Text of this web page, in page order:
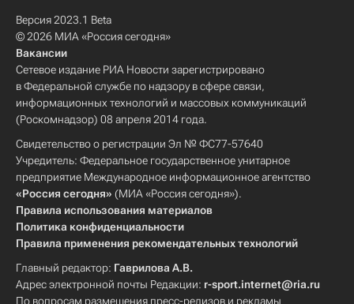
Версия 2023.1 Beta
© 2026 МИА «Россия сегодня»
Вакансии
Сетевое издание РИА Новости зарегистрировано
в Федеральной службе по надзору в сфере связи,
информационных технологий и массовых коммуникаций
(Роскомнадзор) 08 апреля 2014 года.
Свидетельство о регистрации Эл № ФС77-57640
Учредитель: Федеральное государственное унитарное
предприятие Международное информационное агентство
«Россия сегодня» (МИА «Россия сегодня»).
Правила использования материалов
Политика конфиденциальности
Правила применения рекомендательных технологий
Главный редактор: Гаврилова А.В.
Адрес электронной почты Редакции: r-sport.internet@ria.ru
По вопросам размещения пресс-релизов и рекламы